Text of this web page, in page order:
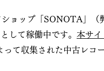
ョップ「SONOTA」（
して稼働中です。 本サイ
て収集された中古レコ